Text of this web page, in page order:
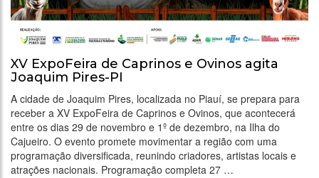
XV ExpoFeira de Caprinos e Ovinos agita
Joaquim Pires-PI
A cidade de Joaquim Pires, localizada no Piauí, se prepara para
receber a XV ExpoFeira de Caprinos e Ovinos, que acontecerá
entre os dias 29 de novembro e 1º de dezembro, na Ilha do
Cajueiro. O evento promete movimentar a região com uma
programação diversificada, reunindo criadores, artistas locais e
atrações nacionais. Programação completa 27 …